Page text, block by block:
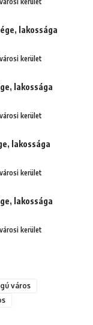
lakossága
kerület
lakossága
kerület
lakossága
kerület
lakossága
kerület
város